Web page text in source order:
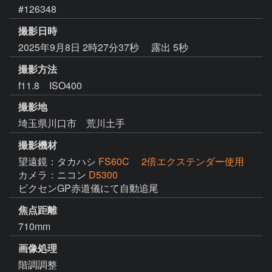
#126348
撮影日時
2025年9月8日 2時27分37秒
露出 5秒
撮影方法
f11.8 ISO400
撮影地
埼玉県川口市 荒川土手
撮影機材
望遠鏡：タカハシ FS60C 2倍エクステンダー使用
カメラ：ニコン D5300
ビクセンGP赤道儀にて自動追尾
焦点距離
710mm
画像処理
階調調整